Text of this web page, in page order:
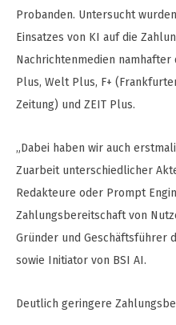
Probanden. Untersucht
Einsatzes von KI auf die
Nachrichtenmedien
Plus, Welt Plus, F+
Zeitung) und ZEIT Plus.
„Dabei haben wir auch
Zuarbeit unterschiedlicher
Redakteure oder Prompt
Zahlungsbereitschaft von
Gründer und Geschäftsführer
sowie Initiator von BSI AI.
Deutlich geringere